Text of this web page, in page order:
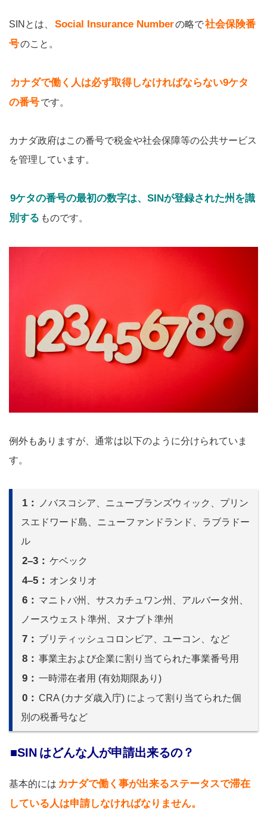
SINとは、 Social Insurance Numberの略で社会保険番
号のこと。
カナダで働く人は必ず取得しなければならない9ケタ
の番号です。
カナダ政府はこの番号で税金や社会保障等の公共サービス
を管理しています。
9ケタの番号の最初の数字は、SINが登録された州を識
別する ものです。
例外もありますが、通常は以下のように分けられていま
す。
1：
ノバスコシア、ニューブランズウィック、プリン
スエドワード島、ニューファンドランド、ラブラドー
ル
2–3： ケベック
4–5： オンタリオ
6： マニトバ州、サスカチュワン州、アルバータ州、
ノースウェスト準州、ヌナブト準州
7： ブリティッシュコロンビア、ユーコン、など
8： 事業主および企業に割り当てられた事業番号用
9： 一時滞在者用 (有効期限あり)
0： CRA (カナダ歳入庁) によって割り当てられた個
別の税番号など
■SIN はどんな人が申請出来るの？
基本的には カナダで働く事が出来るステータスで滞在
している人は申請しなければなりません。